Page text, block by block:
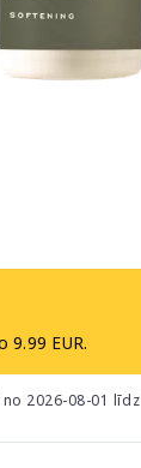
9.99 EUR.
2026-08-01